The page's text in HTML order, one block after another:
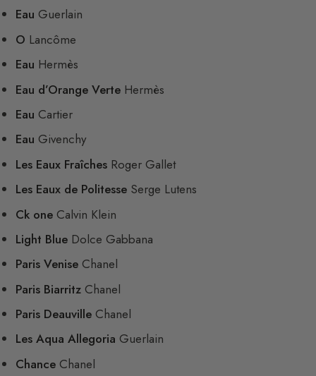
Eau Guerlain
O Lancôme
Eau Hermès
Eau d’Orange Verte Hermès
Eau Cartier
Eau Givenchy
Les Eaux Fraîches Roger Gallet
Les Eaux de Politesse Serge Lutens
Ck one Calvin Klein
Light Blue Dolce Gabbana
Paris Venise Chanel
Paris Biarritz Chanel
Paris Deauville Chanel
Les Aqua Allegoria Guerlain
Chance Chanel